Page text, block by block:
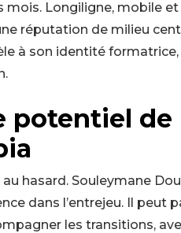
Longiligne, mobile
réputation de milieu
à son identité
potentiel de
hasard. Souleymane
dans l’entrejeu. Il peut
les transitions,